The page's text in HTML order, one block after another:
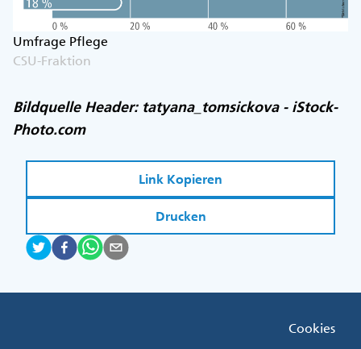
Umfrage Pflege
CSU-Fraktion
Bildquelle Header: tatyana_tomsickova - iStock-
Photo.com
Link Kopieren
Drucken
Cookies